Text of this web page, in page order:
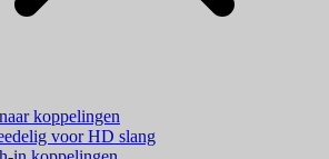
koppelingen
voor HD slang